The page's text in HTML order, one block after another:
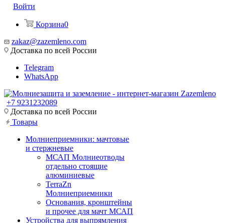
Войти
Корзина0
zakaz@zazemleno.com
Доставка по всей России
Telegram
WhatsApp
+7 9231232089
Доставка по всей России
Товары
Молниеприемники: мачтовые
и стержневые
МСАП Молниеотводы
отдельно стоящие
алюминиевые
TerraZn
Молниеприемники
Основания, кронштейны
и прочее для мачт МСАП
Устройства для выпрямления